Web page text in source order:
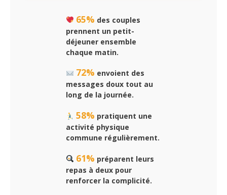
65% des couples
prennent un petit-
déjeuner ensemble
chaque matin.
72% envoient des
messages doux tout au
long de la journée.
58% pratiquent une
activité physique
commune régulièrement.
61% préparent leurs
repas à deux pour
renforcer la complicité.